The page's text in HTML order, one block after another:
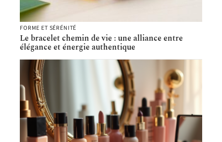
FORME ET SÉRÉNITÉ
Le bracelet chemin de vie : une alliance entre
élégance et énergie authentique